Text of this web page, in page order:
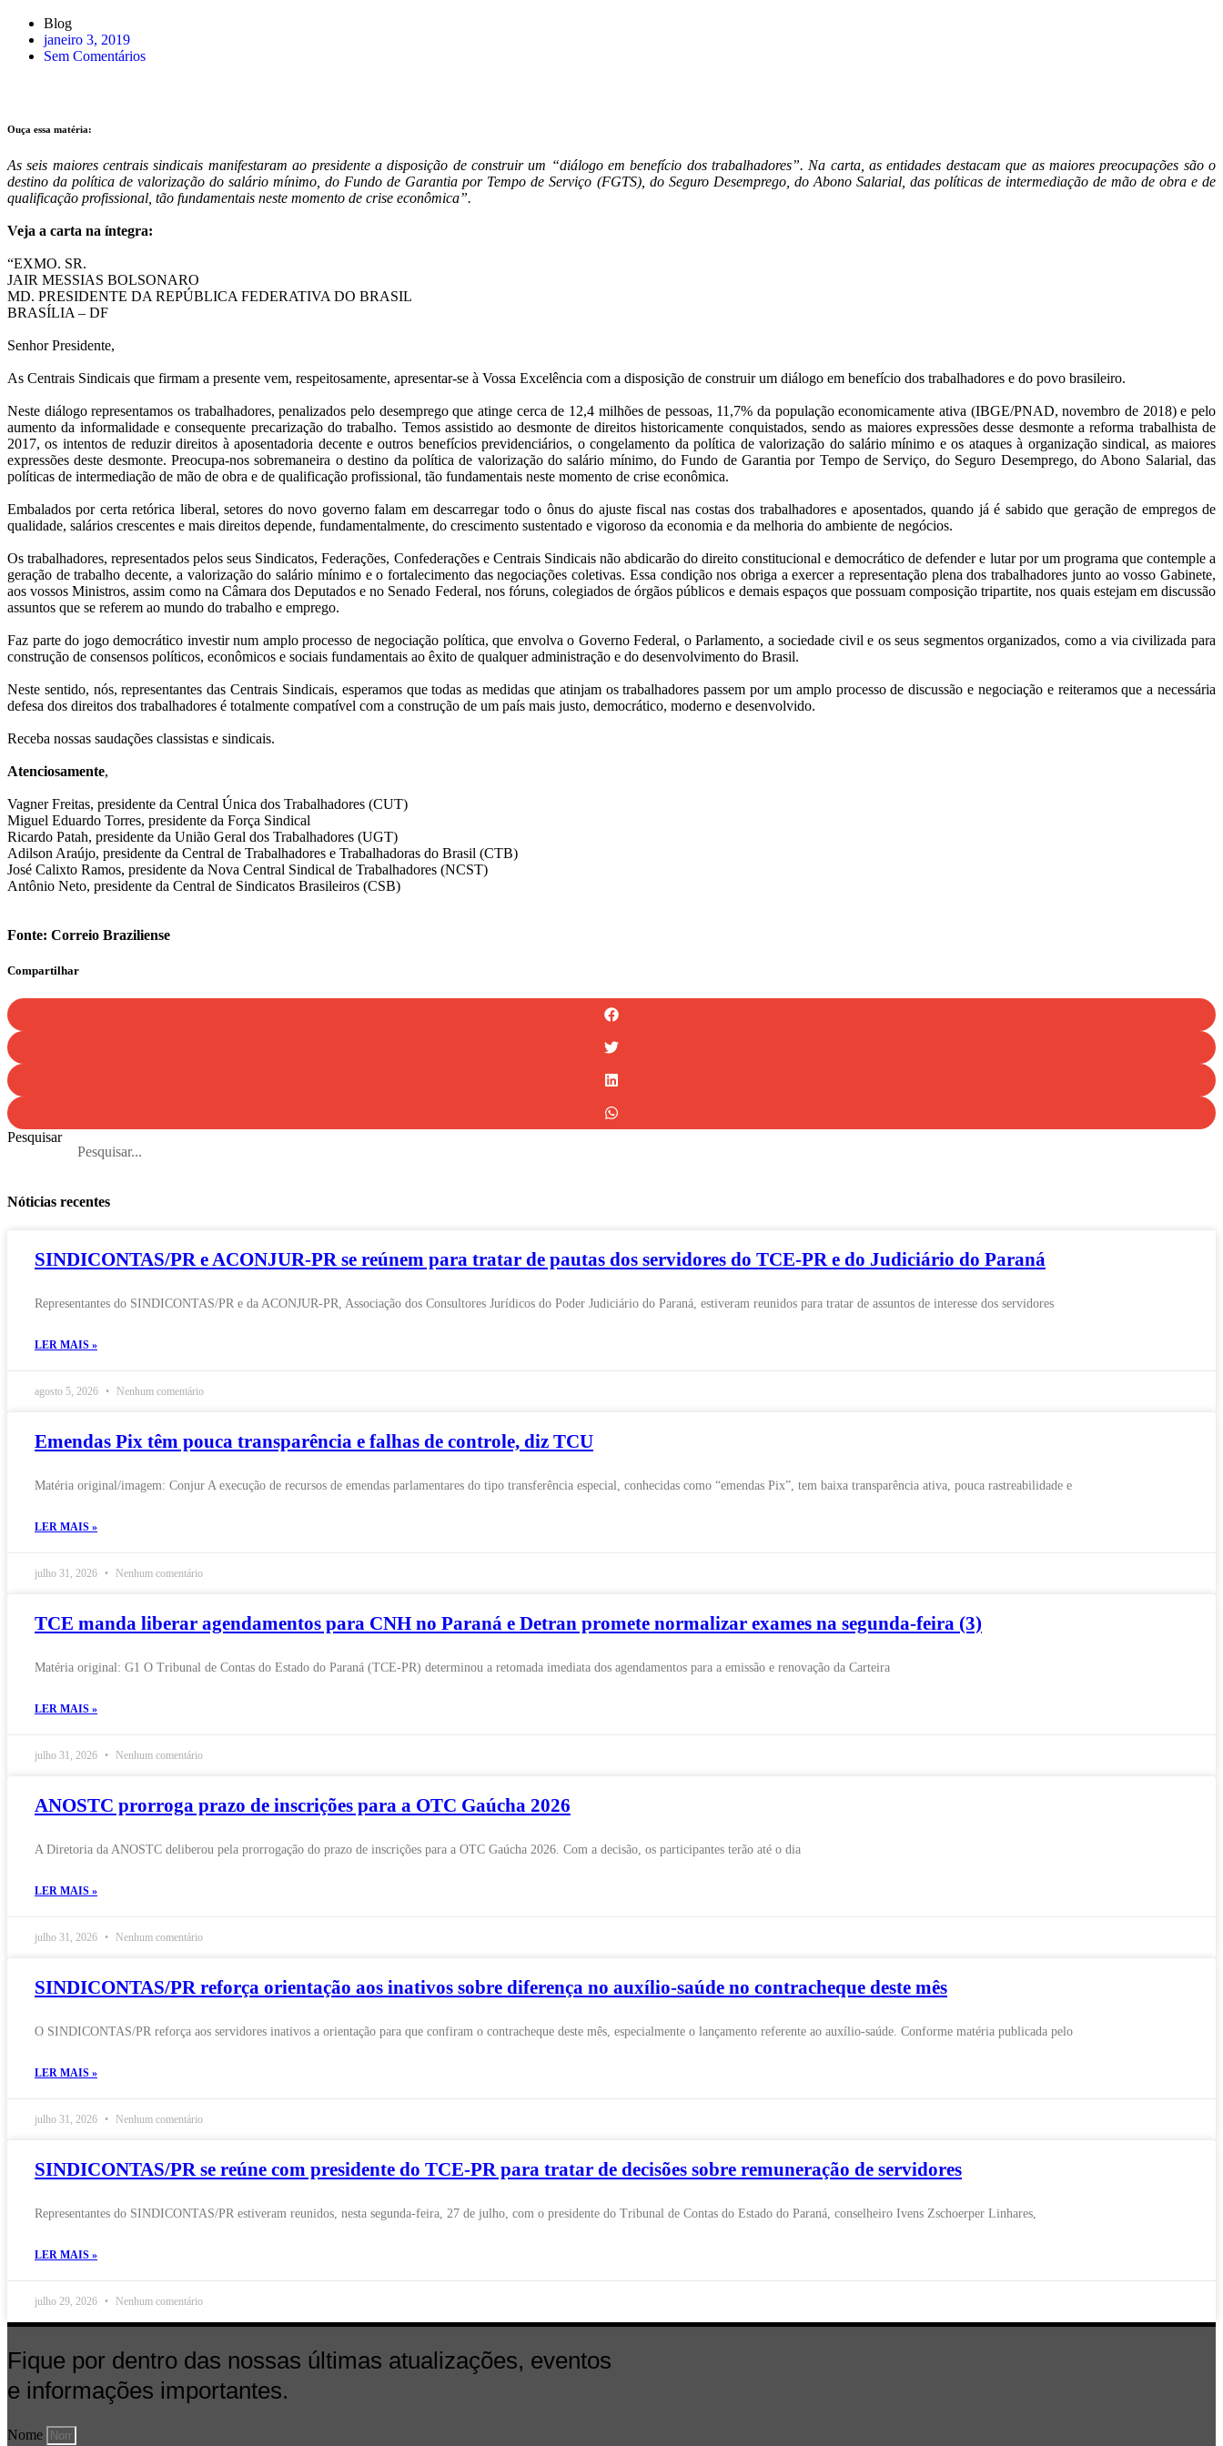
Blog
janeiro 3, 2019
Sem Comentários
Ouça essa matéria:
As seis maiores centrais sindicais manifestaram ao presidente a disposição de construir um “diálogo em benefício dos trabalhadores”. Na carta, as entidades destacam que as maiores preocupações são o
destino da política de valorização do salário mínimo, do Fundo de Garantia por Tempo de Serviço (FGTS), do Seguro Desemprego, do Abono Salarial, das políticas de intermediação de mão de obra e de
qualificação profissional, tão fundamentais neste momento de crise econômica”.
Veja a carta na íntegra:
“EXMO. SR.
JAIR MESSIAS BOLSONARO
MD. PRESIDENTE DA REPÚBLICA FEDERATIVA DO BRASIL
BRASÍLIA – DF
Senhor Presidente,
As Centrais Sindicais que firmam a presente vem, respeitosamente, apresentar-se à Vossa Excelência com a disposição de construir um diálogo em benefício dos trabalhadores e do povo brasileiro.
Neste diálogo representamos os trabalhadores, penalizados pelo desemprego que atinge cerca de 12,4 milhões de pessoas, 11,7% da população economicamente ativa (IBGE/PNAD, novembro de 2018) e pelo
aumento da informalidade e consequente precarização do trabalho. Temos assistido ao desmonte de direitos historicamente conquistados, sendo as maiores expressões desse desmonte a reforma trabalhista de
2017, os intentos de reduzir direitos à aposentadoria decente e outros benefícios previdenciários, o congelamento da política de valorização do salário mínimo e os ataques à organização sindical, as maiores
expressões deste desmonte. Preocupa-nos sobremaneira o destino da política de valorização do salário mínimo, do Fundo de Garantia por Tempo de Serviço, do Seguro Desemprego, do Abono Salarial, das
políticas de intermediação de mão de obra e de qualificação profissional, tão fundamentais neste momento de crise econômica.
Embalados por certa retórica liberal, setores do novo governo falam em descarregar todo o ônus do ajuste fiscal nas costas dos trabalhadores e aposentados, quando já é sabido que geração de empregos de
qualidade, salários crescentes e mais direitos depende, fundamentalmente, do crescimento sustentado e vigoroso da economia e da melhoria do ambiente de negócios.
Os trabalhadores, representados pelos seus Sindicatos, Federações, Confederações e Centrais Sindicais não abdicarão do direito constitucional e democrático de defender e lutar por um programa que contemple a
geração de trabalho decente, a valorização do salário mínimo e o fortalecimento das negociações coletivas. Essa condição nos obriga a exercer a representação plena dos trabalhadores junto ao vosso Gabinete,
aos vossos Ministros, assim como na Câmara dos Deputados e no Senado Federal, nos fóruns, colegiados de órgãos públicos e demais espaços que possuam composição tripartite, nos quais estejam em discussão
assuntos que se referem ao mundo do trabalho e emprego.
Faz parte do jogo democrático investir num amplo processo de negociação política, que envolva o Governo Federal, o Parlamento, a sociedade civil e os seus segmentos organizados, como a via civilizada para
construção de consensos políticos, econômicos e sociais fundamentais ao êxito de qualquer administração e do desenvolvimento do Brasil.
Neste sentido, nós, representantes das Centrais Sindicais, esperamos que todas as medidas que atinjam os trabalhadores passem por um amplo processo de discussão e negociação e reiteramos que a necessária
defesa dos direitos dos trabalhadores é totalmente compatível com a construção de um país mais justo, democrático, moderno e desenvolvido.
Receba nossas saudações classistas e sindicais.
Atenciosamente,
Vagner Freitas, presidente da Central Única dos Trabalhadores (CUT)
Miguel Eduardo Torres, presidente da Força Sindical
Ricardo Patah, presidente da União Geral dos Trabalhadores (UGT)
Adilson Araújo, presidente da Central de Trabalhadores e Trabalhadoras do Brasil (CTB)
José Calixto Ramos, presidente da Nova Central Sindical de Trabalhadores (NCST)
Antônio Neto, presidente da Central de Sindicatos Brasileiros (CSB)
Fonte: Correio Braziliense
Compartilhar
Pesquisar
Nóticias recentes
SINDICONTAS/PR e ACONJUR-PR se reúnem para tratar de pautas dos servidores do TCE-PR e do Judiciário do Paraná
Representantes do SINDICONTAS/PR e da ACONJUR-PR, Associação dos Consultores Jurídicos do Poder Judiciário do Paraná, estiveram reunidos para tratar de assuntos de interesse dos servidores
LER MAIS »
agosto 5, 2026 Nenhum comentário
Emendas Pix têm pouca transparência e falhas de controle, diz TCU
Matéria original/imagem: Conjur A execução de recursos de emendas parlamentares do tipo transferência especial, conhecidas como “emendas Pix”, tem baixa transparência ativa, pouca rastreabilidade e
LER MAIS »
julho 31, 2026 Nenhum comentário
TCE manda liberar agendamentos para CNH no Paraná e Detran promete normalizar exames na segunda-feira (3)
Matéria original: G1 O Tribunal de Contas do Estado do Paraná (TCE-PR) determinou a retomada imediata dos agendamentos para a emissão e renovação da Carteira
LER MAIS »
julho 31, 2026 Nenhum comentário
ANOSTC prorroga prazo de inscrições para a OTC Gaúcha 2026
A Diretoria da ANOSTC deliberou pela prorrogação do prazo de inscrições para a OTC Gaúcha 2026. Com a decisão, os participantes terão até o dia
LER MAIS »
julho 31, 2026 Nenhum comentário
SINDICONTAS/PR reforça orientação aos inativos sobre diferença no auxílio-saúde no contracheque deste mês
O SINDICONTAS/PR reforça aos servidores inativos a orientação para que confiram o contracheque deste mês, especialmente o lançamento referente ao auxílio-saúde. Conforme matéria publicada pelo
LER MAIS »
julho 31, 2026 Nenhum comentário
SINDICONTAS/PR se reúne com presidente do TCE-PR para tratar de decisões sobre remuneração de servidores
Representantes do SINDICONTAS/PR estiveram reunidos, nesta segunda-feira, 27 de julho, com o presidente do Tribunal de Contas do Estado do Paraná, conselheiro Ivens Zschoerper Linhares,
LER MAIS »
julho 29, 2026 Nenhum comentário
Fique por dentro das nossas últimas atualizações, eventos
e informações importantes.
Nome